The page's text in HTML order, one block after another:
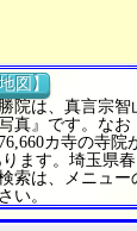
図】
院は、真言宗
真』です。なお
カ寺の寺院
ます。埼玉県
索は、メニュー
い。